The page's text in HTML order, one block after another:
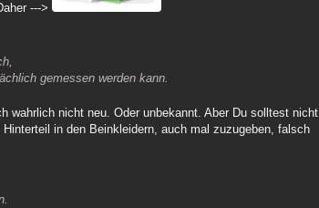
--->
gemessen werden kann.
wahrlich nicht neu. Oder unbekannt. Aber Du solltest nicht
in den Beinkleidern, auch mal zuzugeben, falsch